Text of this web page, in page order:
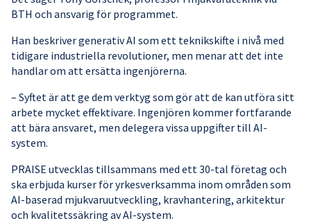
BTH och ansvarig för programmet.
Han beskriver generativ AI som ett teknikskifte i nivå med
tidigare industriella revolutioner, men menar att det inte
handlar om att ersätta ingenjörerna.
– Syftet är att ge dem verktyg som gör att de kan utföra sitt
arbete mycket effektivare. Ingenjören kommer fortfarande
att bära ansvaret, men delegera vissa uppgifter till AI-
system.
PRAISE utvecklas tillsammans med ett 30-tal företag och
ska erbjuda kurser för yrkesverksamma inom områden som
AI-baserad mjukvaruutveckling, kravhantering, arkitektur
och kvalitetssäkring av AI-system.